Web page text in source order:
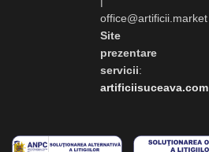
office@artificii.market
Site
prezentare
servicii:
artificiisuceava.com